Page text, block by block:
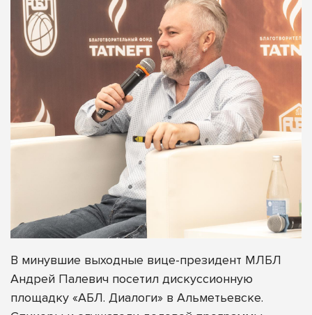
В минувшие выходные вице-президент МЛБЛ
Андрей Палевич посетил дискуссионную
площадку «АБЛ. Диалоги» в Альметьевске.